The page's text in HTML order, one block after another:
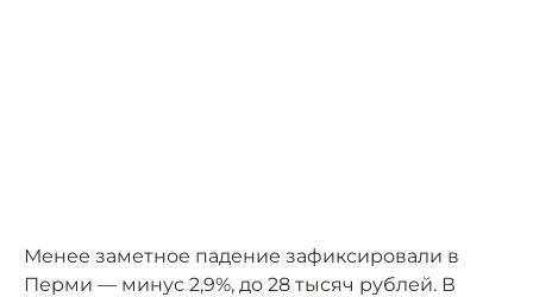
Менее заметное падение зафиксировали в
Перми — минус 2,9%, до 28 тысяч рублей. В